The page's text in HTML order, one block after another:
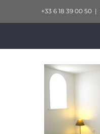
au
+33 6 18 39 00 50 |